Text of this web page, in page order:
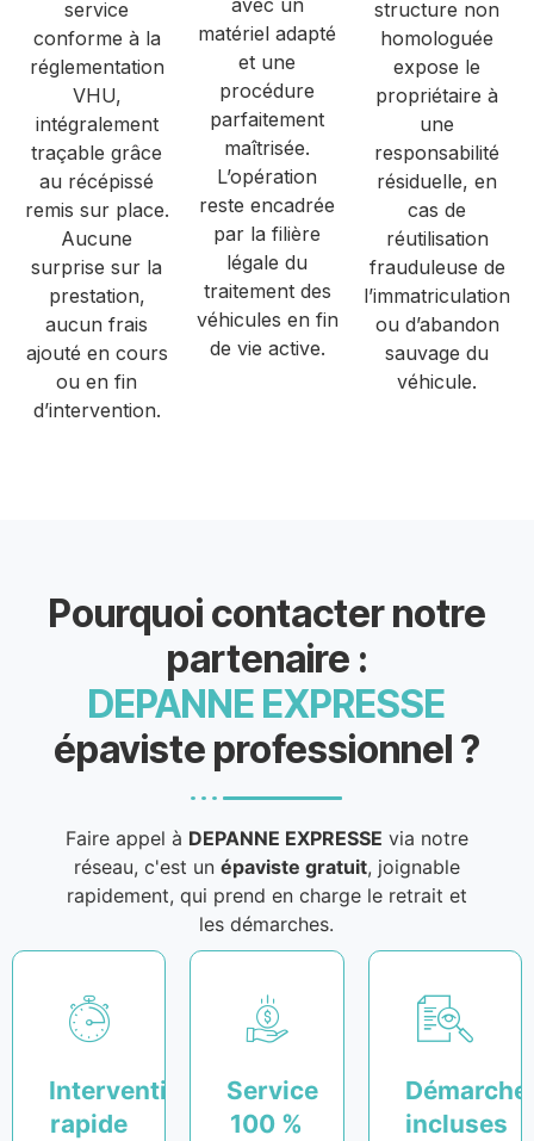
service
conforme à la
réglementation
VHU,
intégralement
traçable grâce
au récépissé
remis sur place.
Aucune
surprise sur la
prestation,
aucun frais
ajouté en cours
ou en fin
d’intervention.
avec un
matériel adapté
et une
procédure
parfaitement
maîtrisée.
L’opération
reste encadrée
par la filière
légale du
traitement des
véhicules en fin
de vie active.
structure non
homologuée
expose le
propriétaire à
une
responsabilité
résiduelle, en
cas de
réutilisation
frauduleuse de
l’immatriculation
ou d’abandon
sauvage du
véhicule.
Pourquoi contacter notre
partenaire :
DEPANNE EXPRESSE
épaviste professionnel ?
Faire appel à DEPANNE EXPRESSE via notre
réseau, c'est un épaviste gratuit, joignable
rapidement, qui prend en charge le retrait et
les démarches.
Intervention
rapide
Service
100 %
incluses